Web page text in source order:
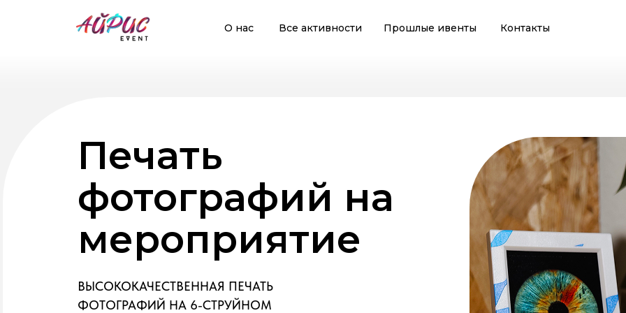
О нас Все активности Прошлые ивенты Контакты
Все активности
О нас Прошлые ивенты Контакты
Печать
фотографий на
мероприятие
ВЫСОКОКАЧЕСТВЕННАЯ ПЕЧАТЬ
ФОТОГРАФИЙ НА 6-СТРУЙНОМ